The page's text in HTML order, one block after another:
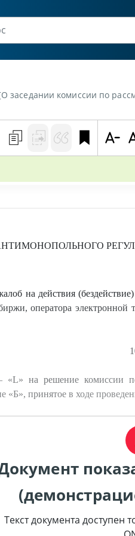
рассмотрению жалобы заявителя на решение
на действия
оператора
на решение комиссии по
«Б», принятое в ходе
Текст документа доступен